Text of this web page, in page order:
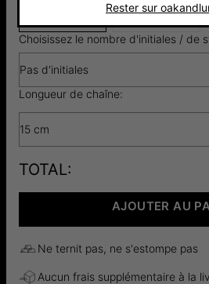
430 €
Choisissez le nombre d'initiales / de
Pas d'initiales
Longueur de chaîne:
15 cm
TOTAL:
AJOUTER AU
Ne ternit pas, ne s'estompe pas
Aucun frais supplémentaire à la
Rester sur